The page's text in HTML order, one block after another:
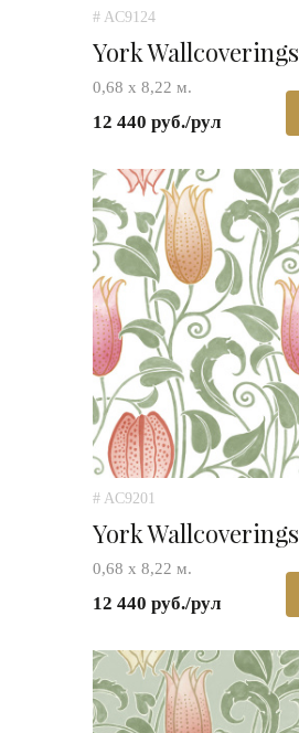
# AC9124
York Wallcoverings
0,68 х 8,22 м.
12 440 руб./рул
# AC9201
York Wallcoverings
0,68 х 8,22 м.
12 440 руб./рул